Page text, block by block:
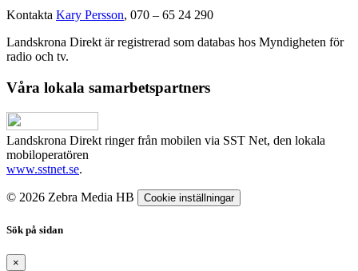
Kontakta Kary Persson, 070 – 65 24 290
Landskrona Direkt är registrerad som databas hos Myndigheten för
radio och tv.
Våra lokala samarbetspartners
Landskrona Direkt ringer från mobilen via SST Net, den lokala
mobiloperatören
www.sstnet.se.
© 2026 Zebra Media HB Cookie inställningar
Sök på sidan
×